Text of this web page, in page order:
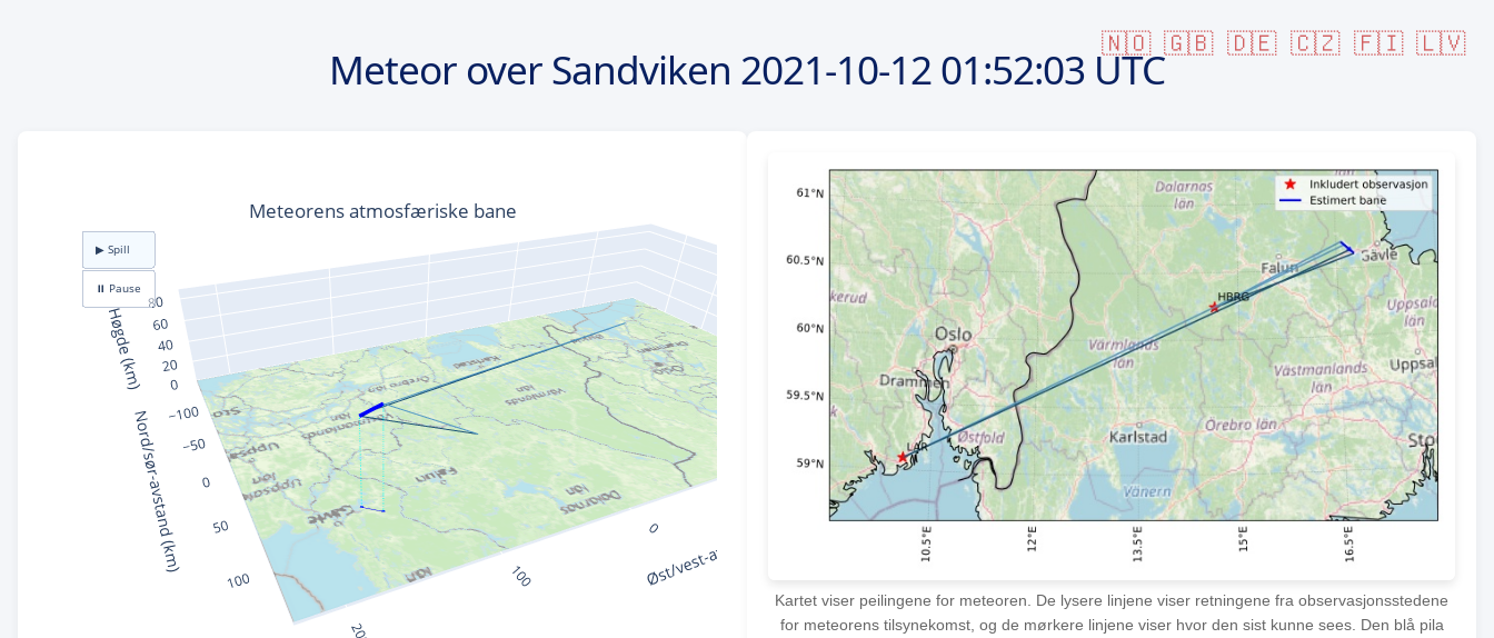
🇳🇴 🇬🇧 🇩🇪 🇨🇿 🇫🇮 🇱🇻
Meteor over Sandviken 2021-10-1201:52:03 UTC
Kartet viser peilingene for meteoren. De lysere linjene viser retningene fra observasjonsstedene
for meteorens tilsynekomst, og de mørkere linjene viser hvor den sist kunne sees. Den blå pila